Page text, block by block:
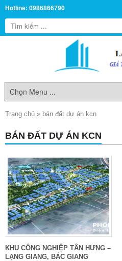
Hotline: 0986866790
Trang chủ » bán đất dự án kcn
BÁN ĐẤT DỰ ÁN KCN
KHU CÔNG NGHIỆP TÂN HƯNG –
LẠNG GIANG, BẮC GIANG